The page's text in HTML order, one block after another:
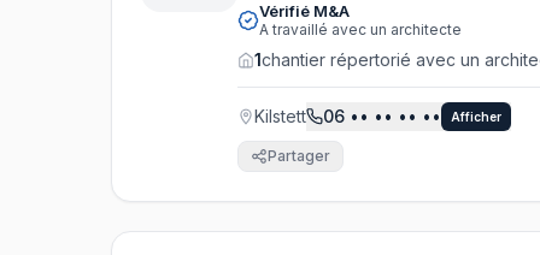
Vérifié M&A
A travaillé avec un architecte
1chantier répertorié avec un
Kilstett 06 •• •• •• •• Afficher
Partager